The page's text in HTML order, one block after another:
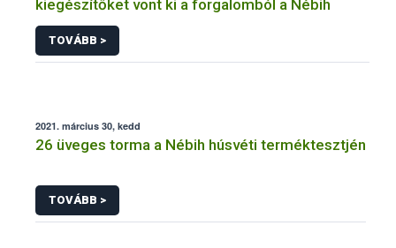
kiegészítőket vont ki a forgalomból a Nébih
TOVÁBB >
2021. március 30, kedd
26 üveges torma a Nébih húsvéti terméktesztjén
TOVÁBB >